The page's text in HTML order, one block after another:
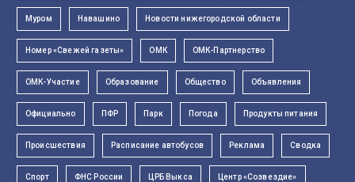
Муром Навашино Новости нижегородской области
Номер «Свежей газеты» ОМК ОМК-Партнерство
ОМК-Участие Образование Общество Объявления
Официально ПФР Парк Погода Продукты питания
Происшествия Расписание автобусов Реклама Сводка
Спорт ФНС России ЦРБ Выкса Центр «Созвездие»